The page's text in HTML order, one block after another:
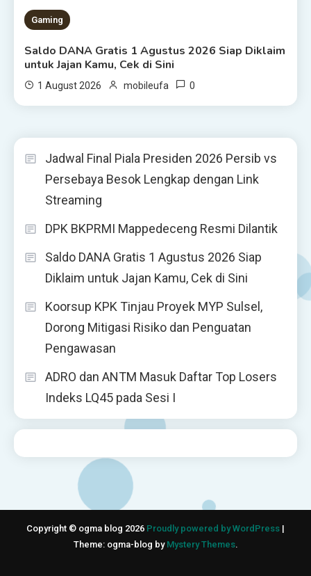
Gaming
Saldo DANA Gratis 1 Agustus 2026 Siap Diklaim
untuk Jajan Kamu, Cek di Sini
1 August 2026 mobileufa 0
Jadwal Final Piala Presiden 2026 Persib vs
Persebaya Besok Lengkap dengan Link
Streaming
DPK BKPRMI Mappedeceng Resmi Dilantik
Saldo DANA Gratis 1 Agustus 2026 Siap
Diklaim untuk Jajan Kamu, Cek di Sini
Koorsup KPK Tinjau Proyek MYP Sulsel,
Dorong Mitigasi Risiko dan Penguatan
Pengawasan
ADRO dan ANTM Masuk Daftar Top Losers
Indeks LQ45 pada Sesi I
Copyright © ogma blog 2026 Proudly powered by WordPress |
Theme: ogma-blog by Mystery Themes.